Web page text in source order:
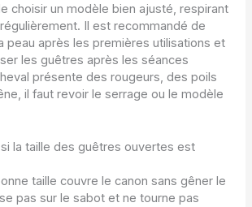
choisir un modèle bien ajusté, respirant
Il est recommandé de
peau après les premières utilisations et
les guêtres après les séances
présente des rougeurs, des poils
il faut revoir le serrage ou le modèle
la taille des guêtres ouvertes est
taille couvre le canon sans gêner le
pas sur le sabot et ne tourne pas